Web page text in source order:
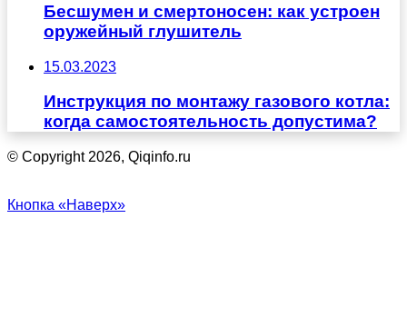
Бесшумен и смертоносен: как устроен
оружейный глушитель
15.03.2023
Инструкция по монтажу газового котла:
когда самостоятельность допустима?
© Copyright 2026, Qiqinfo.ru
Кнопка «Наверх»